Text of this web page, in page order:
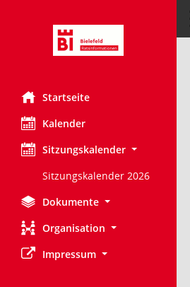
Startseite
Kalender
Sitzungskalender
Sitzungskalender 2026
Dokumente
Organisation
Impressum